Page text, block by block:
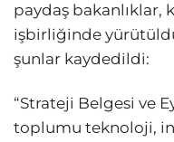
paydaş bakanlıklar,
işbirliğinde
şunlar kaydedildi:
“Strateji Belgesi ve
toplumu teknoloji,